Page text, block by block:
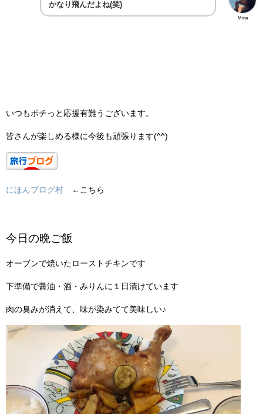
Mina
かなり飛んだよね(笑)
いつもポチっと応援有難うございます。
皆さんが楽しめる様に今後も頑張ります(^^)
にほんブログ村 ←こちら
今日の晩ご飯
オーブンで焼いたローストチキンです
下準備で醤油・酒・みりんに１日漬けています
肉の臭みが消えて、味が染みてて美味しい♪